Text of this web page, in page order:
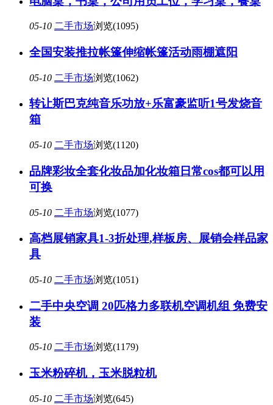
05-10 二手市场浏览(1095)
全国安装推拉帐篷伸缩帐篷活动雨棚遮阳
05-10 二手市场浏览(1062)
转让斯巴克纯音乐功放+乐富豪监听1号发烧音
箱
05-10 二手市场浏览(1120)
品牌彩妆全套化妆品加化妆箱日常cos都可以用
可换
05-10 二手市场浏览(1077)
高档展销家具1-3折处理,样板房、展销会样品家
具
05-10 二手市场浏览(1051)
二手中央空调 20匹格力多联机空调机组 免费安
装
05-10 二手市场浏览(1179)
玉米粉碎机，玉米脱粒机
05-10 二手市场浏览(645)